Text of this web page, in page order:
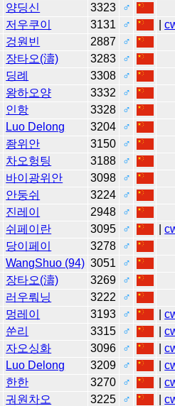
양딩신 3323
♂
저우쿠이 3131 ♂ |
겅원빈 2887
♂
장타오(濤) 3283
♂
딩례 3308
♂
왕하오양 3332
♂
인항 3328
♂
Luo Delong 3204
♂
좡위안 3150
♂
차오헝팅 3188
♂
바이광위안 3098
♂
안둥쉬 3224
♂
진레이 2948
♂
쉬페이란 3095 ♂ |
당이페이 3278
♂
WangShuo (94) 3051
♂
장타오(濤) 3269
♂
러우뤄닝 3222
♂
멍레이 3193 ♂ |
쑨리 3315 ♂ |
자오싱화 3096 ♂ |
Luo Delong 3209 ♂ |
한한 3270 ♂ |
궈원차오 3225 ♂ |